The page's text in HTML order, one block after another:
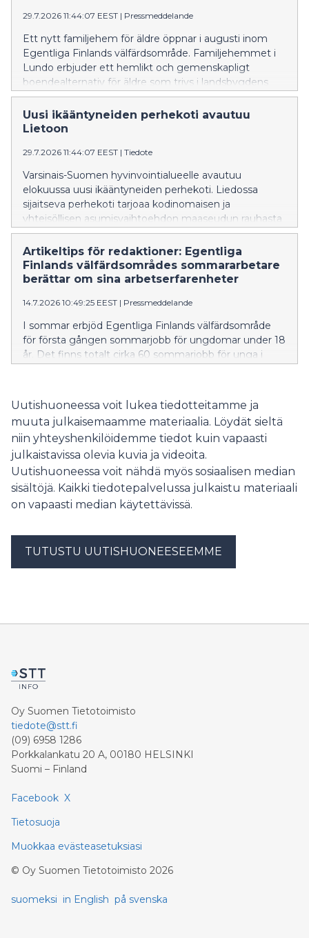
29.7.2026 11:44:07 EEST | Pressmeddelande
Ett nytt familjehem för äldre öppnar i augusti inom
Egentliga Finlands välfärdsområde. Familjehemmet i
Lundo erbjuder ett hemlikt och gemenskapligt
boendealternativ för äldre som trivs i landsbygdens
lugn och ro.
Uusi ikääntyneiden perhekoti avautuu
Lietoon
29.7.2026 11:44:07 EEST | Tiedote
Varsinais-Suomen hyvinvointialueelle avautuu
elokuussa uusi ikääntyneiden perhekoti. Liedossa
sijaitseva perhekoti tarjoaa kodinomaisen ja
yhteisöllisen asumisvaihtoehdon maaseudun rauhasta
nauttiville ikäihmisille.
Artikeltips för redaktioner: Egentliga
Finlands välfärdsområdes sommararbetare
berättar om sina arbetserfarenheter
14.7.2026 10:49:25 EEST | Pressmeddelande
I sommar erbjöd Egentliga Finlands välfärdsområde
för första gången sommarjobb för ungdomar under 18
år. Det finns totalt cirka 60 sommarjobb för unga i
akutsjukvård runt om i Egentliga Finland.
Uutishuoneessa voit lukea tiedotteitamme ja
muuta julkaisemaamme materiaalia. Löydät sieltä
niin yhteyshenkilöidemme tiedot kuin vapaasti
julkaistavissa olevia kuvia ja videoita.
Uutishuoneessa voit nähdä myös sosiaalisen median
sisältöjä. Kaikki tiedotepalvelussa julkaistu materiaali
on vapaasti median käytettävissä.
TUTUSTU UUTISHUONEESEEMME
Oy Suomen Tietotoimisto
tiedote@stt.fi
(09) 6958 1286
Porkkalankatu 20 A, 00180 HELSINKI
Suomi – Finland
Facebook X
Tietosuoja
Muokkaa evästeasetuksiasi
© Oy Suomen Tietotoimisto 2026
suomeksi in English på svenska